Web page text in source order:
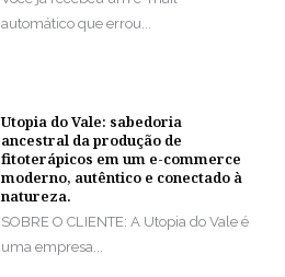
automático que errou...
Utopia do Vale: sabedoria
ancestral da produção de
fitoterápicos em um e-commerce
moderno, autêntico e conectado à
natureza.
SOBRE O CLIENTE: A Utopia do Vale é
uma empresa...